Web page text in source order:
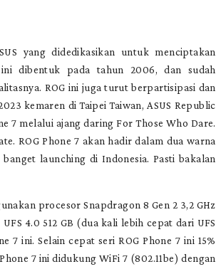
yang didedikasikan untuk menciptakan
dibentuk pada tahun 2006, dan sudah
ROG ini juga turut berpartisipasi dan
kemaren di Taipei Taiwan, ASUS Republic
7 melalui ajang daring For Those Who Dare.
ROG Phone 7 akan hadir dalam dua warna
launching di Indonesia. Pasti bakalan
procesor Snapdragon 8 Gen 2 3,2 GHz
4.0 512 GB (dua kali lebih cepat dari UFS
7 ini. Selain cepat seri ROG Phone 7 ini 15%
7 ini didukung WiFi 7 (802.11be) dengan